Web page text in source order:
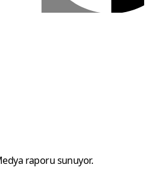
raporu sunuyor.